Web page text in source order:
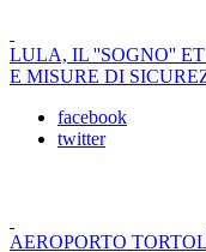
LULA, IL ''SOGNO''
E MISURE DI
facebook
twitter
AEROPORTO